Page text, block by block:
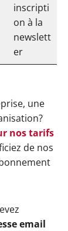
inscripti
on à la
newslett
er
une
nos tarifs
de nos
email